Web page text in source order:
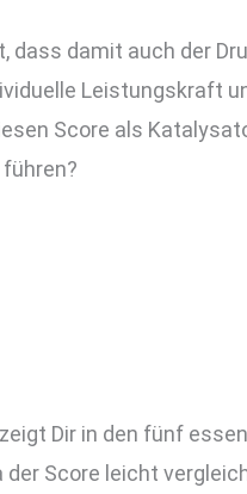
dass damit auch der
Leistungskraft
Score als
Dir in den fünf
Score leicht